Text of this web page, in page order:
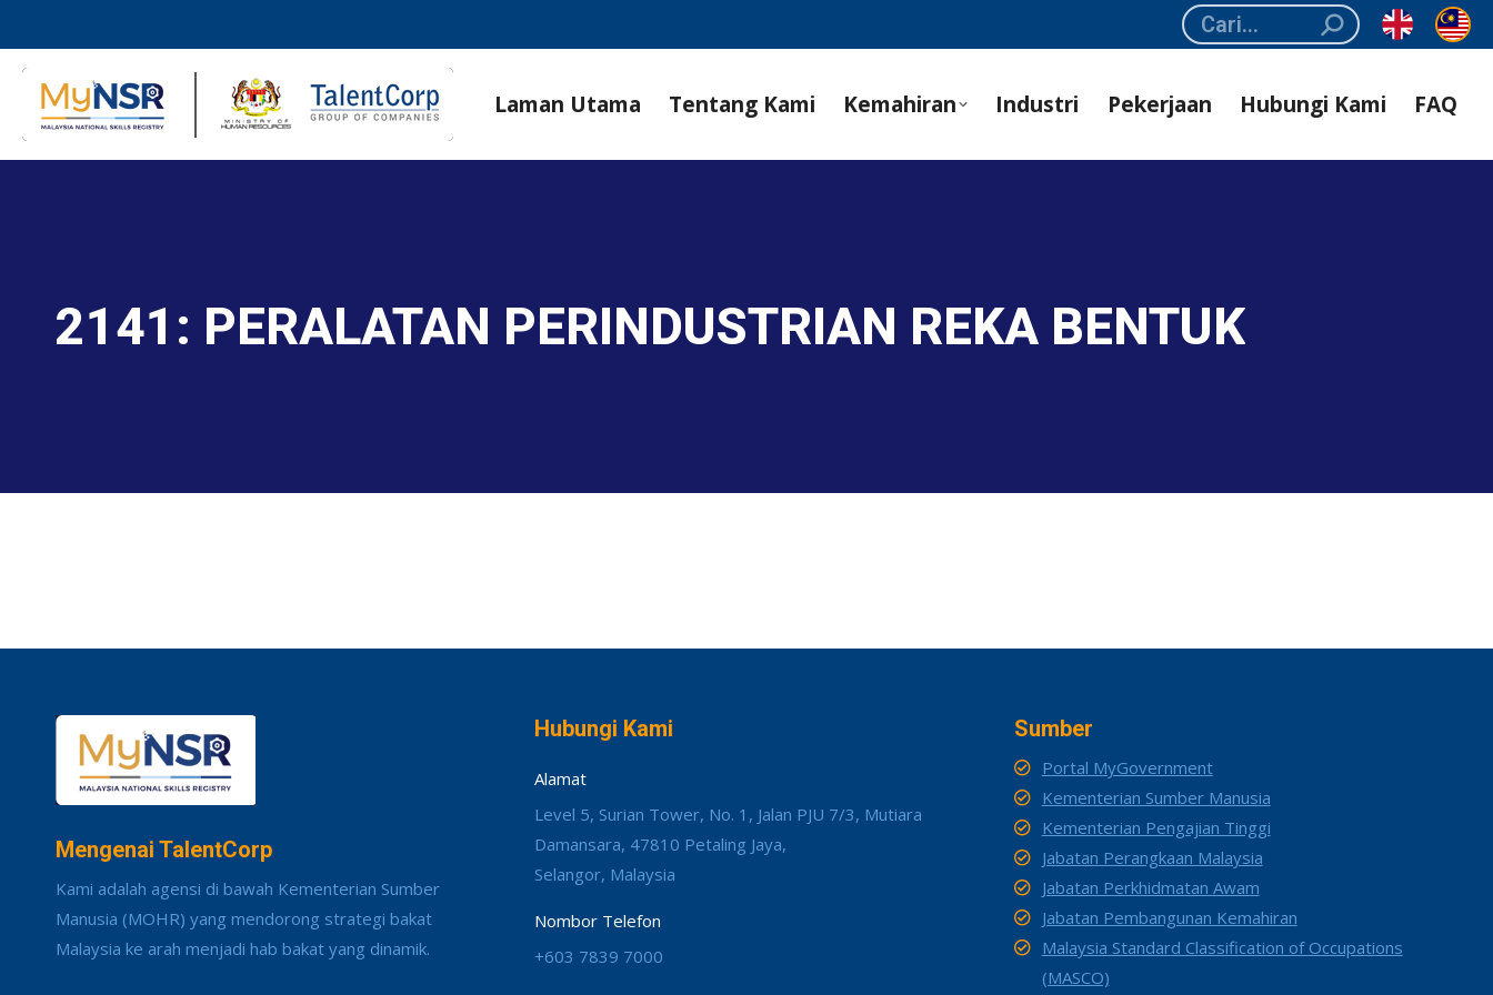
Search:
Laman Utama Tentang Kami Kemahiran Industri Pekerjaan Hubungi Kami FAQ
2141: PERALATAN PERINDUSTRIAN REKA BENTUK
Mengenai TalentCorp
Kami adalah agensi di bawah Kementerian Sumber
Manusia (MOHR) yang mendorong strategi bakat
Malaysia ke arah menjadi hab bakat yang dinamik.
Hubungi Kami
Alamat
Level 5, Surian Tower, No. 1, Jalan PJU 7/3, Mutiara
Damansara, 47810 Petaling Jaya,
Selangor, Malaysia
Nombor Telefon
+603 7839 7000
Sumber
Portal MyGovernment
Kementerian Sumber Manusia
Kementerian Pengajian Tinggi
Jabatan Perangkaan Malaysia
Jabatan Perkhidmatan Awam
Jabatan Pembangunan Kemahiran
Malaysia Standard Classification of Occupations
(MASCO)